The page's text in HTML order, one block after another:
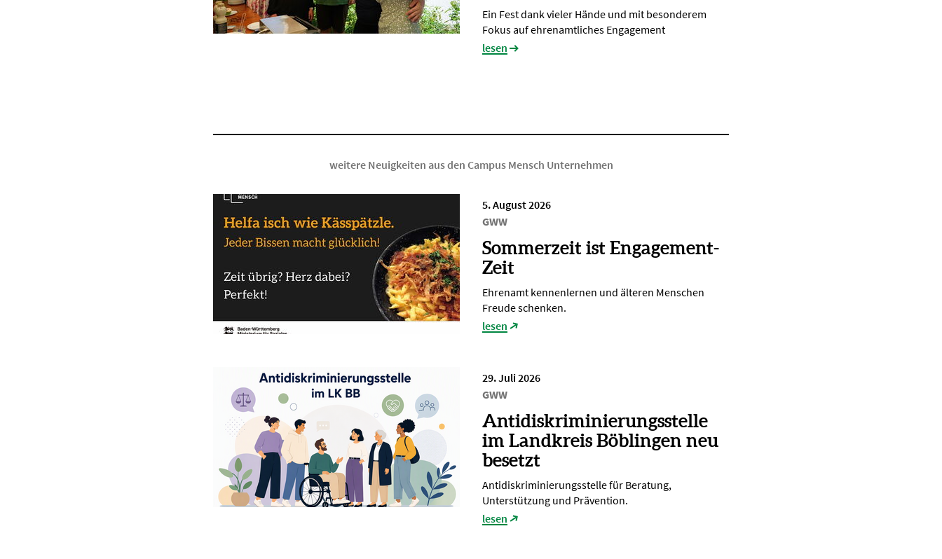
Ein Fest dank vieler Hände und mit besonderem
Fokus auf ehrenamtliches Engagement
lesen
weitere Neuigkeiten aus den Campus Mensch Unternehmen
5. August 2026
GWW
Sommerzeit ist Engagement-
Zeit
Ehrenamt kennenlernen und älteren Menschen
Freude schenken.
lesen
29. Juli 2026
GWW
Antidiskriminierungsstelle
im Landkreis Böblingen neu
besetzt
Antidiskriminierungsstelle für Beratung,
Unterstützung und Prävention.
lesen